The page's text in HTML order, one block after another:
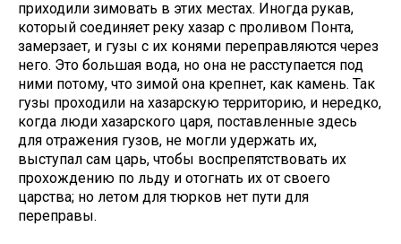
приходили зимовать в этих местах. Иногда рукав,
который соединяет реку хазар с проливом Понта,
замерзает, и гузы с их конями переправляются через
него. Это большая вода, но она не расступается под
ними потому, что зимой она крепнет, как камень. Так
гузы проходили на хазарскую территорию, и нередко,
когда люди хазарского царя, поставленные здесь
для отражения гузов, не могли удержать их,
выступал сам царь, чтобы воспрепятствовать их
прохождению по льду и отогнать их от своего
царства; но летом для тюрков нет пути для
переправы.